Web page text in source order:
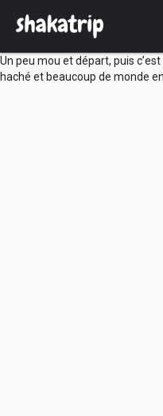
Un peu mou et départ, puis
haché et beaucoup de monde